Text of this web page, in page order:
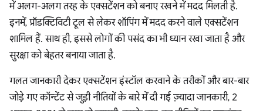
में अलग-अलग तरह के एक्सटेंशन को बनाए रखने में मदद मिलती है.
इनमें, प्रॉडक्टिविटी टूल से लेकर शॉपिंग में मदद करने वाले एक्सटेंशन
शामिल हैं. साथ ही, इससे लोगों की पसंद का भी ध्यान रखा जाता है और
सुरक्षा को बेहतर बनाया जाता है.
गलत जानकारी देकर एक्सटेंशन इंस्टॉल करवाने के तरीकों और बार-बार
जोड़े गए कॉन्टेंट से जुड़ी नीतियों के बारे में दी गई ज़्यादा जानकारी, 2